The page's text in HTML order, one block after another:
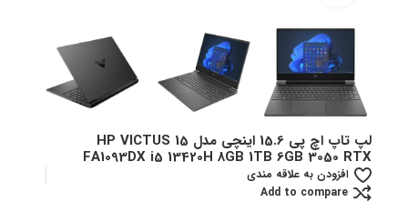
لپ تاپ اچ پی 15.6 اینچی مدل HP VICTUS 15
FA1093DX i5 13420H 8GB 1TB 6GB 3050 RTX
افزودن به علاقه مندی
Add to compare